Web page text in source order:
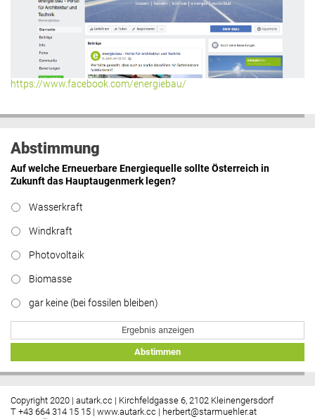
https://www.facebook.com/energiebau/
Abstimmung
Auf welche Erneuerbare Energiequelle sollte Österreich in
Zukunft das Hauptaugenmerk legen?
Wasserkraft
Windkraft
Photovoltaik
Biomasse
gar keine (bei fossilen bleiben)
Ergebnis anzeigen
Abstimmen
Copyright 2020 | autark.cc | Kirchfeldgasse 6, 2102 Kleinengersdorf
T +43 664 314 15 15 | www.autark.cc | herbert@starmuehler.at